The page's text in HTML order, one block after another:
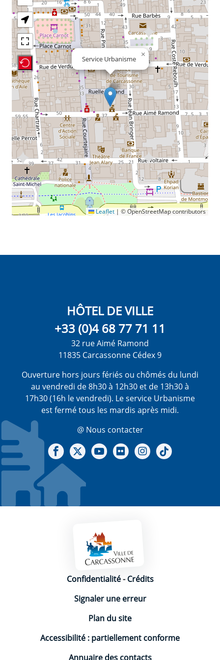
Service Urbanisme ×
Recenter Map
Leaflet | © OpenStreetMap contributors
HÔTEL DE VILLE
+33 (0)4 68 77 71 11
32 rue Aimé Ramond
11835 Carcassonne Cédex 9
Ouverture hors jours fériés ou chômés du lundi
au vendredi de 8h30 à 12h30 et de 13h30 à
17h30 (16h le vendredi). Le service Urbanisme
est fermé tous les mardis après midi.
@ Nous contacter
Notre Facebook
Notre X - (twitter)
Notre chaine Youtube
Notre Gallerie sur Flickr
Notre Instagram
Mentions légales
Confidentialité-Crédits
Signaler une erreur
Plan du site
Accessibilité : partiellement conforme
Annuaire des contacts